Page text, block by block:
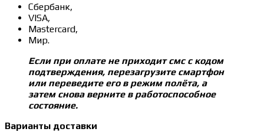
Сбербанк,
VISA,
Mastercard,
Мир.
Если при оплате не приходит смс с кодом
подтверждения, перезагрузите смартфон
или переведите его в режим полёта, а
затем снова верните в работоспособное
состояние.
Варианты доставки